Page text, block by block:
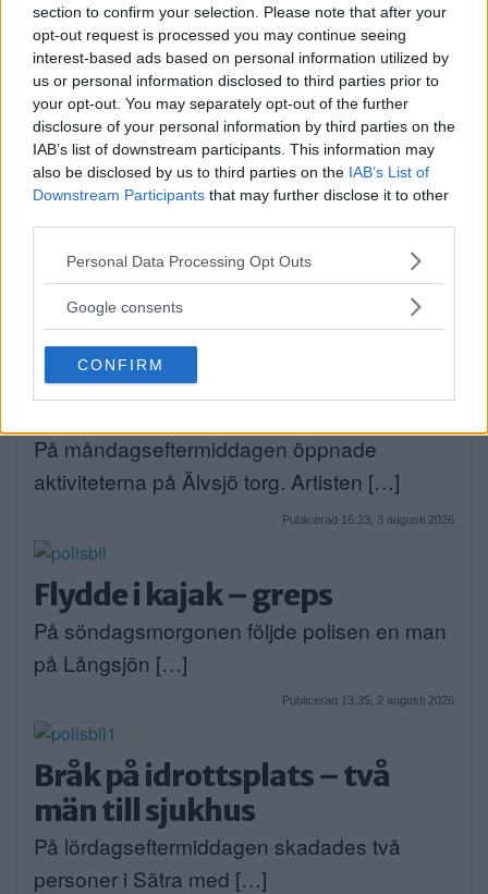
section to confirm your selection. Please note that after your
opt-out request is processed you may continue seeing
interest-based ads based on personal information utilized by
us or personal information disclosed to third parties prior to
your opt-out. You may separately opt-out of the further
disclosure of your personal information by third parties on the
IAB’s list of downstream participants. This information may
also be disclosed by us to third parties on the IAB’s List of
Downstream Participants that may further disclose it to other
Please note that this website/app uses one or more Google
not limited to your visit or usage behaviour. You may click to
use your data for below specified purposes in below Google
consent section.
Personal Data Processing Opt Outs
Google consents
CONFIRM
När onlinecasino blir en del av
den digitala vardagen i södra
Stockholm
EXTERN PARTNER. Södra Stockholm är en
del av […]
Sommartorget i Älvsjö
öppnar: Familjärt
På måndagseftermiddagen öppnade
aktiviteterna på Älvsjö torg. Artisten […]
Publicerad 16:23, 3 augusti 2026
Flydde i kajak – greps
På söndagsmorgonen följde polisen en man
på Långsjön […]
Publicerad 13:35, 2 augusti 2026
Bråk på idrottsplats – två
män till sjukhus
På lördagseftermiddagen skadades två
personer i Sätra med […]